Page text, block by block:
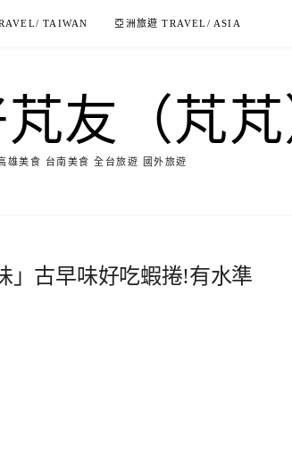
TAIWAN 亞洲旅遊 TRAVEL/ ASIA
友（芃芃
雄美食 台南美食 全台旅遊 國外旅遊
」古早味好吃蝦捲!有水準